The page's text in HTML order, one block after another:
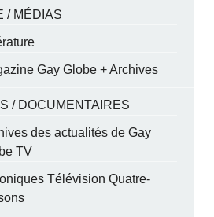
/ MÉDIAS
Gay Globe + Archives
/ DOCUMENTAIRES
des actualités de Gay
TV
Télévision Quatre-